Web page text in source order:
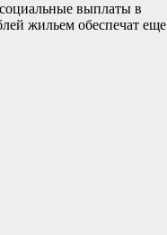
выплаты в
жильем обеспечат еще